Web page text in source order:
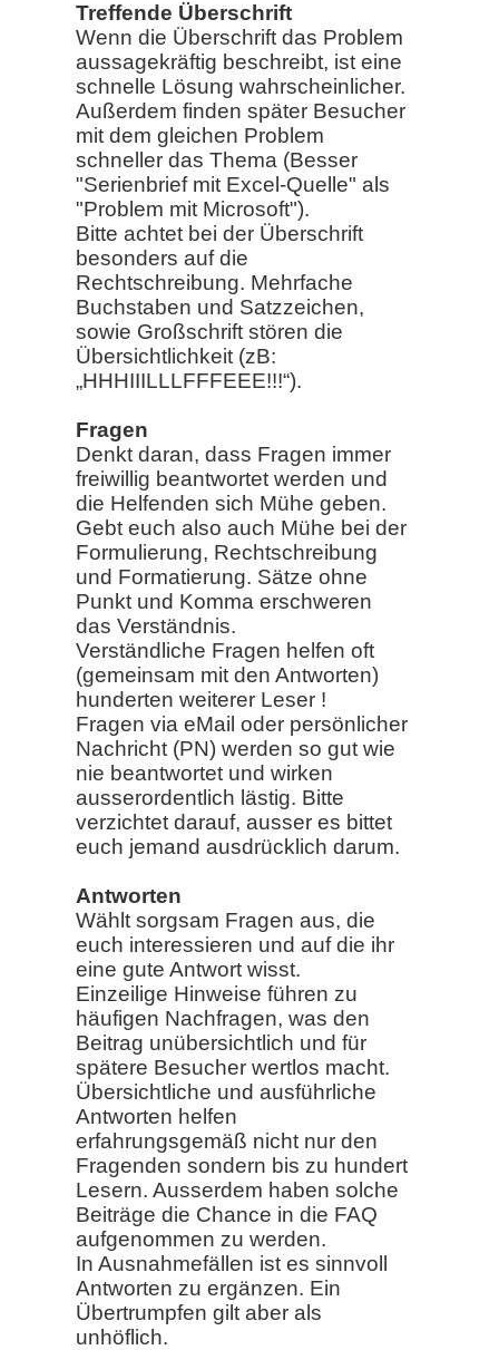
Treffende Überschrift
Wenn die Überschrift das Problem
aussagekräftig beschreibt, ist eine
schnelle Lösung wahrscheinlicher.
Außerdem finden später Besucher
mit dem gleichen Problem
schneller das Thema (Besser
"Serienbrief mit Excel-Quelle" als
"Problem mit Microsoft").
Bitte achtet bei der Überschrift
besonders auf die
Rechtschreibung. Mehrfache
Buchstaben und Satzzeichen,
sowie Großschrift stören die
Übersichtlichkeit (zB:
„HHHIIILLLFFFEEE!!!“).
Fragen
Denkt daran, dass Fragen immer
freiwillig beantwortet werden und
die Helfenden sich Mühe geben.
Gebt euch also auch Mühe bei der
Formulierung, Rechtschreibung
und Formatierung. Sätze ohne
Punkt und Komma erschweren
das Verständnis.
Verständliche Fragen helfen oft
(gemeinsam mit den Antworten)
hunderten weiterer Leser !
Fragen via eMail oder persönlicher
Nachricht (PN) werden so gut wie
nie beantwortet und wirken
ausserordentlich lästig. Bitte
verzichtet darauf, ausser es bittet
euch jemand ausdrücklich darum.
Antworten
Wählt sorgsam Fragen aus, die
euch interessieren und auf die ihr
eine gute Antwort wisst.
Einzeilige Hinweise führen zu
häufigen Nachfragen, was den
Beitrag unübersichtlich und für
spätere Besucher wertlos macht.
Übersichtliche und ausführliche
Antworten helfen
erfahrungsgemäß nicht nur den
Fragenden sondern bis zu hundert
Lesern. Ausserdem haben solche
Beiträge die Chance in die FAQ
aufgenommen zu werden.
In Ausnahmefällen ist es sinnvoll
Antworten zu ergänzen. Ein
Übertrumpfen gilt aber als
unhöflich.